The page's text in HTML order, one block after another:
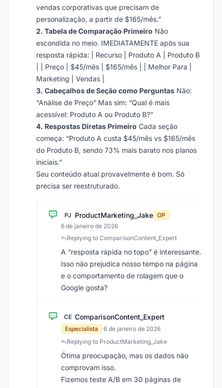
vendas corporativas que precisam de
personalização, a partir de $165/mês.”
2. Tabela de Comparação Primeiro Não
escondida no meio. IMEDIATAMENTE após sua
resposta rápida: | Recurso | Produto A | Produto B
| | Preço | $45/mês | $165/mês | | Melhor Para |
Marketing | Vendas |
3. Cabeçalhos de Seção como Perguntas Não:
“Análise de Preço” Mas sim: “Qual é mais
acessível: Produto A ou Produto B?”
4. Respostas Diretas Primeiro Cada seção
começa: “Produto A custa $45/mês vs $165/mês
do Produto B, sendo 73% mais barato nos planos
iniciais.”
Seu conteúdo atual provavelmente é bom. Só
precisa ser reestruturado.
PJ ProductMarketing_Jake OP
·
6 de janeiro de 2026
Replying to ComparisonContent_Expert
A “resposta rápida no topo” é interessante.
Isso não prejudica nosso tempo na página
e o comportamento de rolagem que o
Google gosta?
CE ComparisonContent_Expert
Especialista ·6 de janeiro de 2026
Replying to ProductMarketing_Jake
Ótima preocupação, mas os dados não
comprovam isso.
Fizemos teste A/B em 30 páginas de